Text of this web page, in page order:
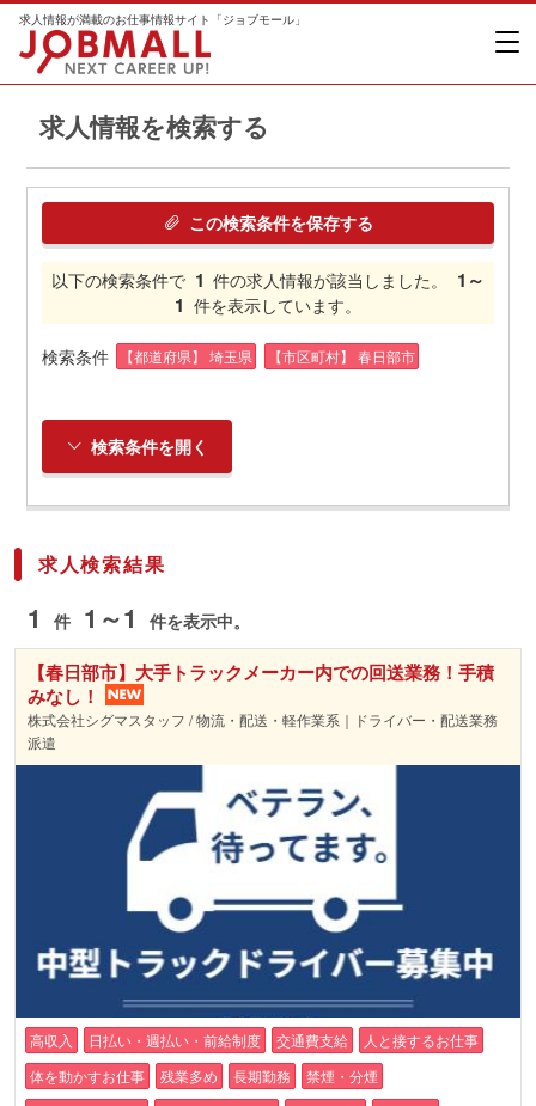
求人情報が満載のお仕事情報サイト「ジョブモール」
求人情報を検索する
この検索条件を保存する
以下の検索条件で 1 件の求人情報が該当しました。
1～
1 件を表示しています。
検索条件 【都道府県】 埼玉県 【市区町村】 春日部市
検索条件を開く
求人検索結果
1 件 1～1 件を表示中。
【春日部市】大手トラックメーカー内での回送業務！手積
みなし！
株式会社シグマスタッフ / 物流・配送・軽作業系｜ドライバー・配送業務
派遣
高収入 日払い・週払い・前給制度 交通費支給
人と接するお仕事
体を動かすお仕事
残業多め 長期勤務
禁煙・分煙